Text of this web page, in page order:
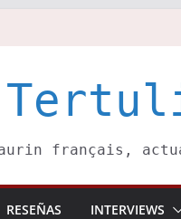
français,
RESEÑAS INTERVIEWS